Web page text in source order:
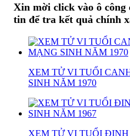
Xin mời click vào ô công
tin để tra kết quả chính
XEM TỬ VI TUỔI
SINH NĂM 1970
XEM TỬ VI TUỔI